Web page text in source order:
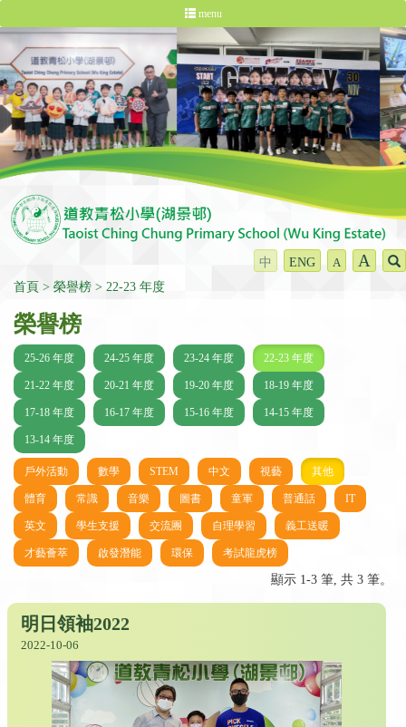
menu
中 ENG A A
首頁 榮譽榜 22-23 年度
榮譽榜
25-26 年度 24-25 年度 23-24 年度 22-23 年度
21-22 年度 20-21 年度 19-20 年度 18-19 年度
17-18 年度 16-17 年度 15-16 年度 14-15 年度
13-14 年度
戶外活動 數學 STEM 中文 視藝 其他
體育 常識 音樂 圖書 童軍 普通話 IT
英文 學生支援 交流團 自理學習 義工送暖
才藝薈萃 啟發潛能 環保 考試龍虎榜
顯示 1-3 筆, 共 3 筆。
明日領袖2022
2022-10-06